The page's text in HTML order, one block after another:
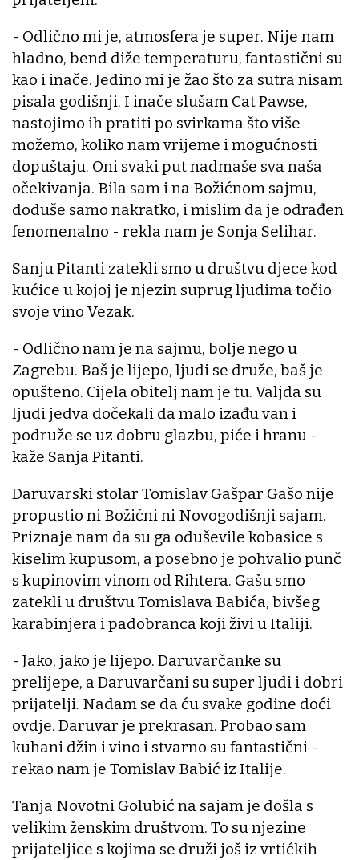
- Odlično mi je, atmosfera je super. Nije nam
hladno, bend diže temperaturu, fantastični su
kao i inače. Jedino mi je žao što za sutra nisam
pisala godišnji. I inače slušam Cat Pawse,
nastojimo ih pratiti po svirkama što više
možemo, koliko nam vrijeme i mogućnosti
dopuštaju. Oni svaki put nadmaše sva naša
očekivanja. Bila sam i na Božićnom sajmu,
doduše samo nakratko, i mislim da je odrađen
fenomenalno - rekla nam je Sonja Selihar.
Sanju Pitanti zatekli smo u društvu djece kod
kućice u kojoj je njezin suprug ljudima točio
svoje vino Vezak.
- Odlično nam je na sajmu, bolje nego u
Zagrebu. Baš je lijepo, ljudi se druže, baš je
opušteno. Cijela obitelj nam je tu. Valjda su
ljudi jedva dočekali da malo izađu van i
podruže se uz dobru glazbu, piće i hranu -
kaže Sanja Pitanti.
Daruvarski stolar Tomislav Gašpar Gašo nije
propustio ni Božićni ni Novogodišnji sajam.
Priznaje nam da su ga oduševile kobasice s
kiselim kupusom, a posebno je pohvalio punč
s kupinovim vinom od Rihtera. Gašu smo
zatekli u društvu Tomislava Babića, bivšeg
karabinjera i padobranca koji živi u Italiji.
- Jako, jako je lijepo. Daruvarčanke su
prelijepe, a Daruvarčani su super ljudi i dobri
prijatelji. Nadam se da ću svake godine doći
ovdje. Daruvar je prekrasan. Probao sam
kuhani džin i vino i stvarno su fantastični -
rekao nam je Tomislav Babić iz Italije.
Tanja Novotni Golubić na sajam je došla s
velikim ženskim društvom. To su njezine
prijateljice s kojima se druži još iz vrtićkih